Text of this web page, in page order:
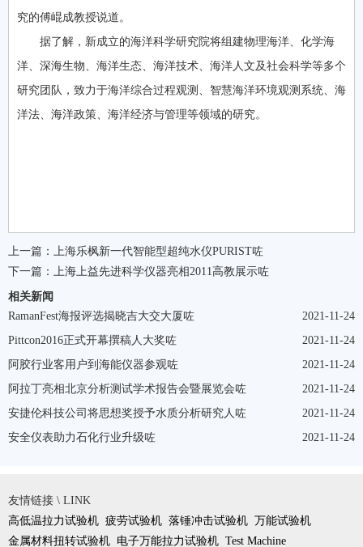
究的傅崐成教授说道。
据了解，新成立的海洋科学研究院将组建物理海洋、化学海
洋、深海生物、海洋生态、海洋技术、海洋人文及社会科学等多个
研究团队，致力于海洋综合过程观测、智慧海洋环境观测系统、海
洋法、海洋政策、海洋经济与管理等领域的研究。
上一篇：
上海乐枫新一代智能型超纯水仪PURIST咗
下一篇：
上海上益先进科学仪器亮相2011高教展示咗
相关新闻
2021-11-24
RamanFest海报评选揭晓吉大交大厦咗
2021-11-24
Pittcon2016正式开幕撰稿人大奖咗
2021-11-24
阿胶行业客用户到海能仪器参观咗
2021-11-24
阿拉丁亮相北京分析测试学术报告会暨展览会咗
2021-11-24
安捷伦科技公司将思想奖授予水质分析研究人咗
2021-11-24
安全仪表助力石化行业升级咗
友情链接 \ LINK
高低温拉力试验机 疲劳试验机 落锤冲击试验机 万能试验机
金属材料扭转试验机 电子万能拉力试验机 Test Machine